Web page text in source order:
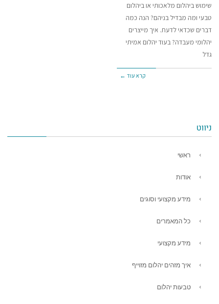
שימוש ביהלום מלאכותי או ביהלום
טבעי ומה מבדיל בניהם? הנה כמה
דברים שכדאי לדעת. איך מייצרים
יהלומי מעבדה? בעוד יהלום אמיתי
גדל
קרא עוד ←
ניווט
ראשי
אודות
מידע מקצועי וסוגים
כל המאמרים
מידע מקצועי
איך מזהים יהלום מזוייף
טבעות יהלום